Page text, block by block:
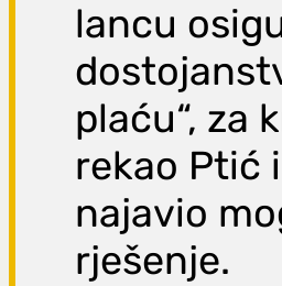
lancu
plaću“, za
rekao Ptić i
najavio
rješenje.